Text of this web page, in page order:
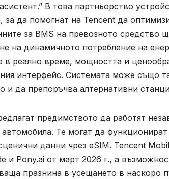
В това партньорство
да помогнат на Tencent да
за BMS на превозното средство
на динамичното потребление на
в реално време, мощността и
интерфейс. Системата може също
и да препоръчва алтернативни
предимството да работят
Те могат да
данни чрез eSIM. Tencent
и Pony.ai от март 2026 г., а
празнина в усещането в наскоро